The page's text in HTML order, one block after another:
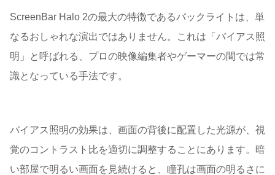
ScreenBar Halo 2の最大の特徴であるバックライトは、単
なるおしゃれな演出ではありません。これは「バイアス照
明」と呼ばれる、プロの映像編集者やゲーマーの間では常
識となっている手法です。
バイアス照明の効果は、画面の背後に配置した光源が、視
覚のコントラスト比を適切に調整することにあります。暗
い部屋で明るい画面を見続けると、瞳孔は画面の明るさに